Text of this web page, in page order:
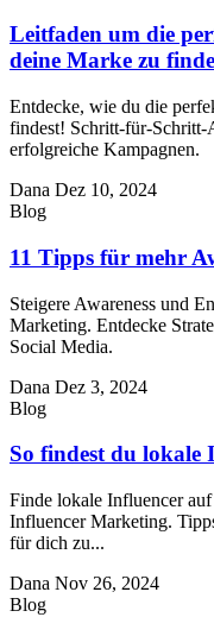
Leitfaden um die
deine Marke zu
Entdecke, wie du die
findest! Schritt-für-
erfolgreiche Kampagnen.
Dana Dez 10, 2024
Blog
11 Tipps für mehr
Steigere Awareness und
Marketing. Entdecke
Social Media.
Dana Dez 3, 2024
Blog
So findest du lokale
Finde lokale Influencer
Influencer Marketing.
für dich zu...
Dana Nov 26, 2024
Blog